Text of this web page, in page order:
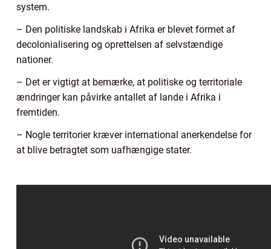
system.
– Den politiske landskab i Afrika er blevet formet af
decolonialisering og oprettelsen af selvstændige
nationer.
– Det er vigtigt at bemærke, at politiske og territoriale
ændringer kan påvirke antallet af lande i Afrika i
fremtiden.
– Nogle territorier kræver international anerkendelse for
at blive betragtet som uafhængige stater.